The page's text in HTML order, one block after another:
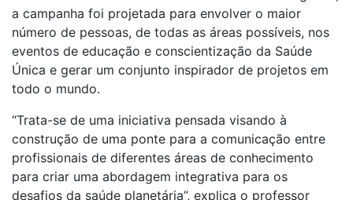
a campanha foi projetada para envolver o maior
número de pessoas, de todas as áreas possíveis, nos
eventos de educação e conscientização da Saúde
Única e gerar um conjunto inspirador de projetos em
todo o mundo.
“Trata-se de uma iniciativa pensada visando à
construção de uma ponte para a comunicação entre
profissionais de diferentes áreas de conhecimento
para criar uma abordagem integrativa para os
desafios da saúde planetária”, explica o professor